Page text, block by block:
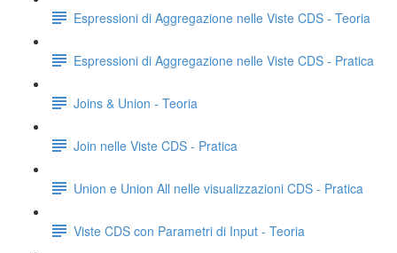
Espressioni di Aggregazione nelle Viste CDS - Teoria
Espressioni di Aggregazione nelle Viste CDS - Pratica
Joins & Union - Teoria
Join nelle Viste CDS - Pratica
Union e Union All nelle visualizzazioni CDS - Pratica
Viste CDS con Parametri di Input - Teoria